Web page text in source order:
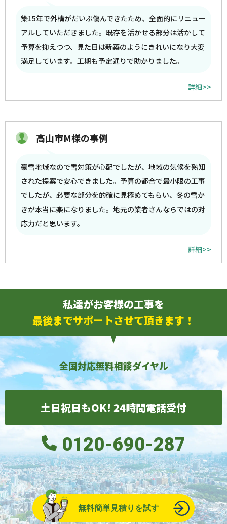
築15年で外構がだいぶ傷んできたため、全面的にリニュー
アルしていただきました。既存を活かせる部分は活かして
予算を抑えつつ、見た目は新築のようにきれいになり大変
満足しています。工期も予定通りで助かりました。
詳細>>
高山市M様の事例
豪雪地域なので雪対策が心配でしたが、地域の気候を熟知
された提案で安心できました。予算の都合で最小限の工事
でしたが、必要な部分を的確に見極めてもらい、冬の雪か
きが本当に楽になりました。地元の業者さんならではの対
応力だと思います。
詳細>>
私達がお客様の工事を
最後までサポートさせて頂きます！
全国対応無料相談ダイヤル
土日祝日もOK! 24時間電話受付
0120-690-287
無料簡単見積りを試す